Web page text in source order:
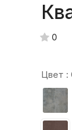
0
Цвет :